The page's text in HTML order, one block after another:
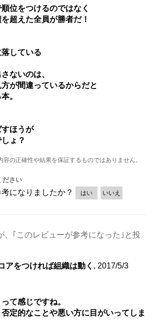
位をつけるのではなく
超えた全員が勝者だ！
している
ないのは、
が間違っているからだと
。
ほうが
ょ？
の正確性や結果を保証するものではありません。
ださい
になりましたか？ はい いいえ
、｢このレビューが参考になった｣と投
アをつければ組織は動く , 2017/5/3
て感じですね。
定的なことや悪い方に目がいってしま